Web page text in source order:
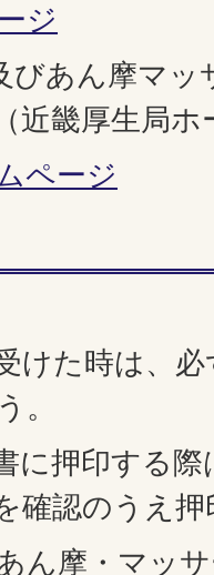
ジ
びあん摩マッ
近畿厚生局
ページ
けた時は、
。
に押印する
確認のうえ
ん摩・マッ